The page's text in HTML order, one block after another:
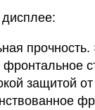
прочность.
защитой